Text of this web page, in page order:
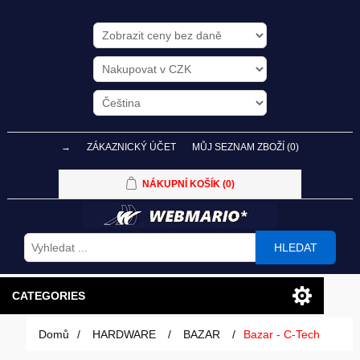
→ ZÁKAZNICKÝ ÚČET MŮJ SEZNAM ZBOŽÍ (0)
NÁKUPNÍ KOŠÍK (0)
HLEDAT
CATEGORIES
PC SESTAVY
Domů / HARDWARE / BAZAR / Bazar - C-Tech